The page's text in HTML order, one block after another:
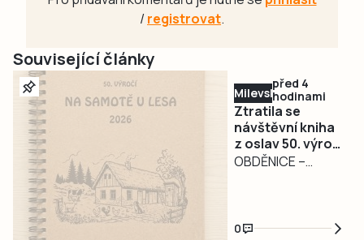
/registrovat.
Související články
Milevsko
před 4
hodinami
Ztratila se
návštěvní kniha
z oslav 50. výročí
filmu Na samotě
OBDĚNICE –
poznamenala
0